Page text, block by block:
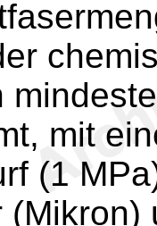
mit
(1
(Mikron)